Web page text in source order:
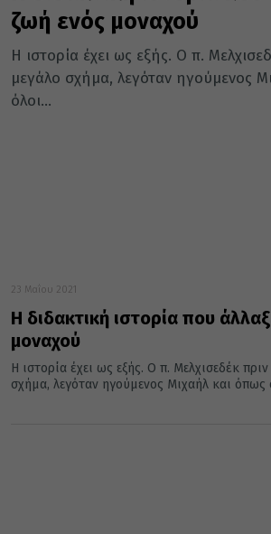
ζωή ενός μοναχού
Η ιστορία έχει ως εξής. Ο π.
μεγάλο σχήμα, λεγόταν ηγούμενος
όλοι...
23 Μαΐου 2021
Η διδακτική ιστορία που
μοναχού
Η ιστορία έχει ως εξής. Ο π. Μελχισεδέκ
σχήμα, λεγόταν ηγούμενος Μιχαήλ και όπως